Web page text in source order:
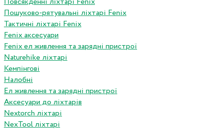
Пошуково-рятувальні ліхтарі Fenix
Тактичні ліхтарі Fenix
Fenix аксесуари
Fenix ел живлення та зарядні пристрої
Naturehike ліхтарі
Кемпінгові
Налобні
Ел живлення та зарядні пристрої
Аксесуари до ліхтарів
Nextorch ліхтарі
NexTool ліхтарі